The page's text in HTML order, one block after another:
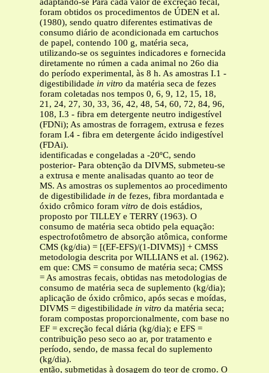
adaptando-se Para cada valor de excreção fecal,
foram obtidos os procedimentos de ÚDEN et al.
(1980), sendo quatro diferentes estimativas de
consumo diário de acondicionada em cartuchos
de papel, contendo 100 g, matéria seca,
utilizando-se os seguintes indicadores e fornecida
diretamente no rúmen a cada animal no 26o dia
do período experimental, às 8 h. As amostras I.1 -
digestibilidade in vitro da matéria seca de fezes
foram coletadas nos tempos 0, 6, 9, 12, 15, 18,
21, 24, 27, 30, 33, 36, 42, 48, 54, 60, 72, 84, 96,
108, I.3 - fibra em detergente neutro indigestível
(FDNi); As amostras de forragem, extrusa e fezes
foram I.4 - fibra em detergente ácido indigestível
(FDAi).
identificadas e congeladas a -20ºC, sendo
posterior- Para obtenção da DIVMS, submeteu-se
a extrusa e mente analisadas quanto ao teor de
MS. As amostras os suplementos ao procedimento
de digestibilidade in de fezes, fibra mordantada e
óxido crômico foram vitro de dois estádios,
proposto por TILLEY e TERRY (1963). O
consumo de matéria seca obtido pela equação:
espectrofotômetro de absorção atômica, conforme
CMS (kg/dia) = [(EF-EFS)/(1-DIVMS)] + CMSS
metodologia descrita por WILLIANS et al. (1962).
em que: CMS = consumo de matéria seca; CMSS
= As amostras fecais, obtidas nas metodologias de
consumo de matéria seca de suplemento (kg/dia);
aplicação de óxido crômico, após secas e moídas,
DIVMS = digestibilidade in vitro da matéria seca;
foram compostas proporcionalmente, com base no
EF = excreção fecal diária (kg/dia); e EFS =
contribuição peso seco ao ar, por tratamento e
período, sendo, de massa fecal do suplemento
(kg/dia).
então, submetidas à dosagem do teor de cromo. O